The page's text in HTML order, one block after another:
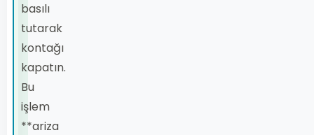
basılı
tutarak
kontağı
kapatın.
Bu
işlem
**ariza